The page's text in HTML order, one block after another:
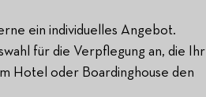
ein individuelles Angebot.
für die Verpflegung an, die Ihr
Hotel oder Boardinghouse den